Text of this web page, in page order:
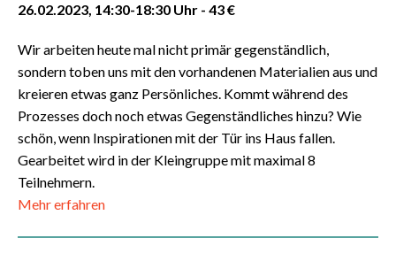
26.02.2023, 14:30-18:30 Uhr - 43 €
Wir arbeiten heute mal nicht primär gegenständlich,
sondern toben uns mit den vorhandenen Materialien aus und
kreieren etwas ganz Persönliches. Kommt während des
Prozesses doch noch etwas Gegenständliches hinzu? Wie
schön, wenn Inspirationen mit der Tür ins Haus fallen.
Gearbeitet wird in der Kleingruppe mit maximal 8
Teilnehmern.
Mehr erfahren